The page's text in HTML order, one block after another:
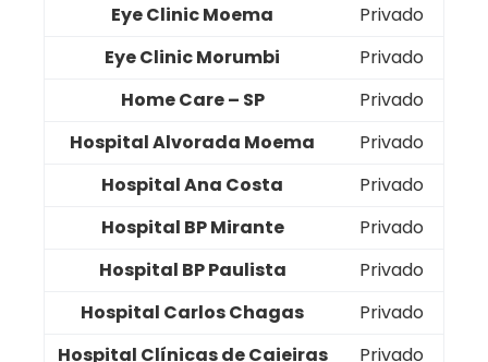
Eye Clinic Moema
Privado
Eye Clinic Morumbi
Privado
Home Care – SP
Privado
Hospital Alvorada Moema
Privado
Hospital Ana Costa
Privado
Hospital BP Mirante
Privado
Hospital BP Paulista
Privado
Hospital Carlos Chagas
Privado
Hospital Clínicas de Caieiras
Privado